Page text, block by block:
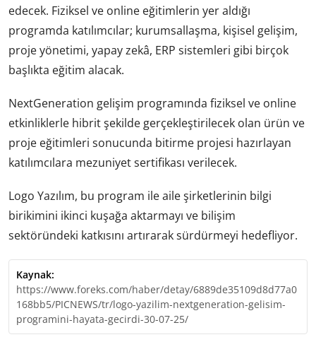
edecek. Fiziksel ve online eğitimlerin yer aldığı
programda katılımcılar; kurumsallaşma, kişisel gelişim,
proje yönetimi, yapay zekâ, ERP sistemleri gibi birçok
başlıkta eğitim alacak.
NextGeneration gelişim programında fiziksel ve online
etkinliklerle hibrit şekilde gerçekleştirilecek olan ürün ve
proje eğitimleri sonucunda bitirme projesi hazırlayan
katılımcılara mezuniyet sertifikası verilecek.
Logo Yazılım, bu program ile aile şirketlerinin bilgi
birikimini ikinci kuşağa aktarmayı ve bilişim
sektöründeki katkısını artırarak sürdürmeyi hedefliyor.
Kaynak:
https://www.foreks.com/haber/detay/6889de35109d8d77a0
168bb5/PICNEWS/tr/logo-yazilim-nextgeneration-gelisim-
programini-hayata-gecirdi-30-07-25/